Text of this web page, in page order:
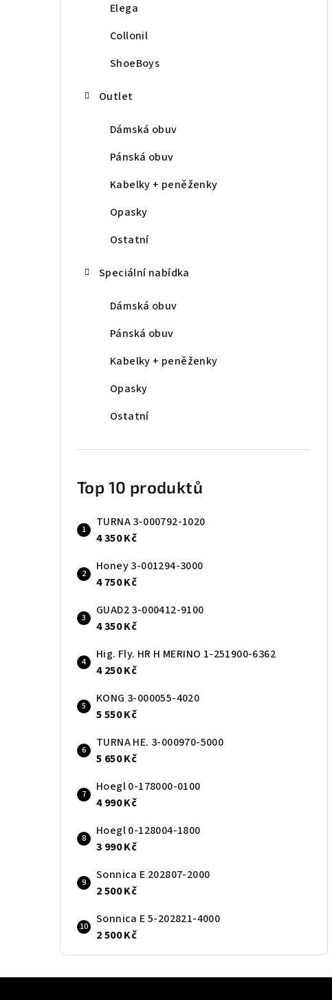
Elega
Collonil
ShoeBoys
Outlet
Dámská obuv
Pánská obuv
Kabelky + peněženky
Opasky
Ostatní
Speciální nabídka
Dámská obuv
Pánská obuv
Kabelky + peněženky
Opasky
Ostatní
Top 10 produktů
TURNA 3-000792-1020
4 350 Kč
Honey 3-001294-3000
4 750 Kč
GUAD2 3-000412-9100
4 350 Kč
Hig. Fly. HR H MERINO 1-251900-6362
4 250 Kč
KONG 3-000055-4020
5 550 Kč
TURNA HE. 3-000970-5000
5 650 Kč
Hoegl 0-178000-0100
4 990 Kč
Hoegl 0-128004-1800
3 990 Kč
Sonnica E 202807-2000
2 500 Kč
Sonnica E 5-202821-4000
2 500 Kč